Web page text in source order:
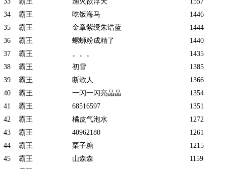
34
霸王 吃饭海马
1446
35
霸王 金章紫绶朱诰蓝
1444
36
霸王 螺蛳粉成精了
1440
37
霸王 。。。
1435
38
霸王 初雪
1385
39
霸王 断歌人
1366
40
霸王 一闪一闪亮晶晶
1354
41
霸王 68516597
1351
42
霸王 橘皮气泡水
1272
43
霸王 40962180
1261
44
霸王 栗子糖
1215
45
霸王 山森森
1159